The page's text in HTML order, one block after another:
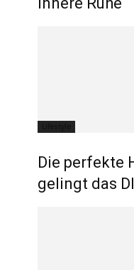
Die perfekte
gelingt das